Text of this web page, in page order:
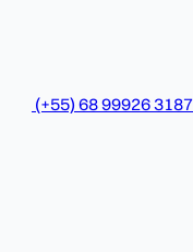
(+55) 68 99926 3187